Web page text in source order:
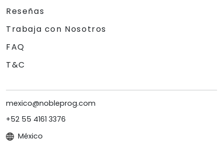
Reseñas
Trabaja con Nosotros
FAQ
T&C
mexico@nobleprog.com
+52 55 4161 3376
México